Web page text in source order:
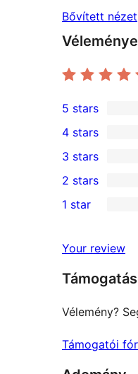
Bővített nézet
12
5-
star
reviews
5 stars
4-
star
review
4 stars
0
3-
star
3 stars
2-
reviews
2 stars
star
reviews
1 star
Your review
Támogatás
Vélemény?
Támogatói